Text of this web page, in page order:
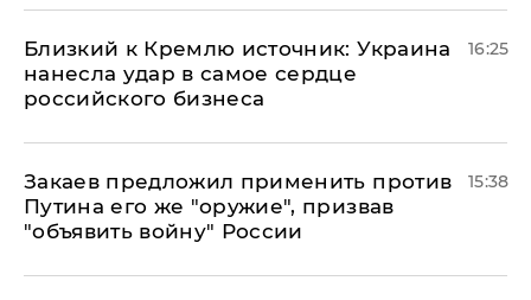
Близкий к Кремлю источник: Украина
нанесла удар в самое сердце
российского бизнеса
16:25
Закаев предложил применить против
Путина его же "оружие", призвав
"объявить войну" России
15:38